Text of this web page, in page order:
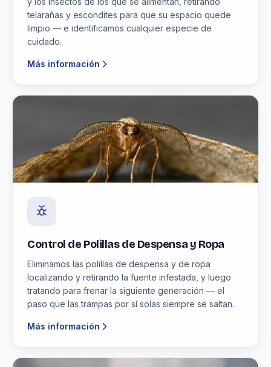
telarañas y escondites para que su espacio quede
limpio — e identificamos cualquier especie de
cuidado.
Más información
Control de Polillas de Despensa y Ropa
Eliminamos las polillas de despensa y de ropa
localizando y retirando la fuente infestada, y luego
tratando para frenar la siguiente generación — el
paso que las trampas por sí solas siempre se saltan.
Más información